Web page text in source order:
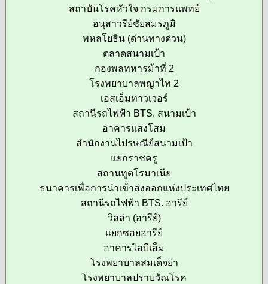
สถาบันโรคหัวใจ กรมการแพทย์
อนุสาวรีย์ชัยสมรภูมิ
พหลโยธิน (ด่านทางด่วน)
ตลาดสนามเป้า
กองพลทหารม้าที่ 2
โรงพยาบาลพญาไท 2
เอสเอ็มทาวเวอร์
สถานีรถไฟฟ้า BTS. สนามเป้า
อาคารแสงโสม
สำนักงานไปรษณีย์สนามเป้า
แยกราชครู
สถานทูตโรมาเนีย
ธนาคารเพื่อการนำเข้าส่งออกแห่งประเทศไทย
สถานีรถไฟฟ้า BTS. อารีย์
วิลล่า (อารีย์)
แยกซอยอารีย์
อาคารไอบีเอ็ม
โรงพยาบาลสมเด็จย่า
โรงพยาบาลปราบวัณโรค